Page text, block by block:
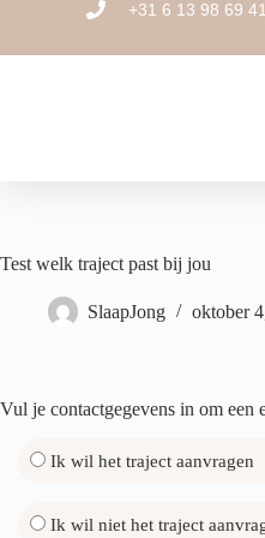
+31 6 13 98 69 41
Test welk traject past bij jou
SlaapJong oktober
Vul je contactgegevens in om een
Ik wil het traject aanvragen
Ik wil niet het traject